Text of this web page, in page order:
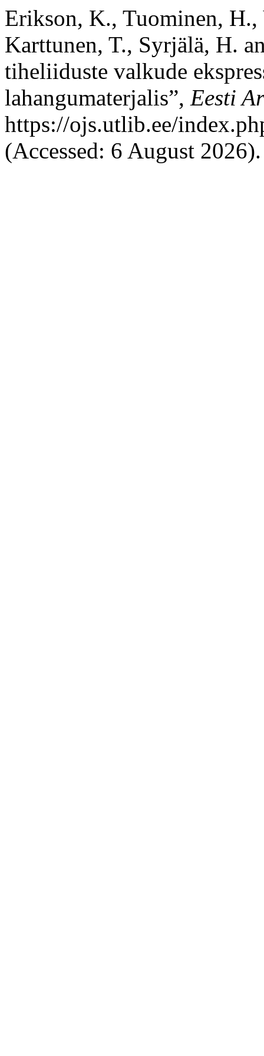
Erikson, K., Tuominen,
Karttunen, T., Syrjälä, H.
tiheliiduste valkude
lahangumaterjalis”, Eesti
https://ojs.utlib.ee/
(Accessed: 6 August 2026).